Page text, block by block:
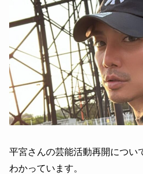
平宮さんの芸能活動再開につい
わかっています。